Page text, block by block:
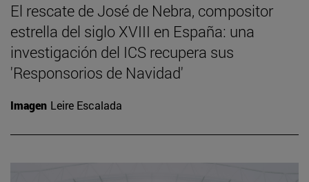
El rescate de José de Nebra, compositor
estrella del siglo XVIII en España: una
investigación del ICS recupera sus
'Responsorios de Navidad'
Imagen Leire Escalada